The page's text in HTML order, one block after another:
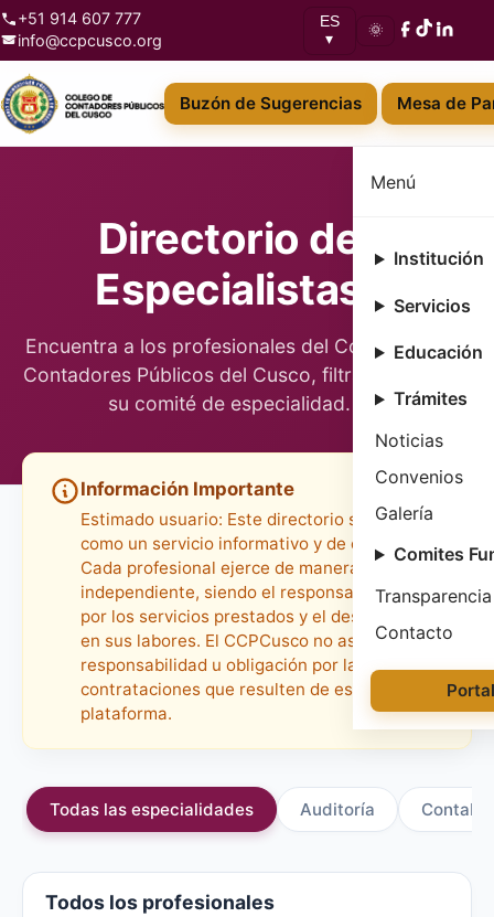
+51 914 607 777
info@ccpcusco.org
ES
▾
🌞
Buzón de Sugerencias Mesa de
Menú
Institución
Servicios
Educación
Trámites
Noticias
Convenios
Galería
Comites
Transparencia
Contacto
Directorio de
Especialistas
Encuentra a los profesionales del Colegio de
Contadores Públicos del Cusco, filtrados por
su comité de especialidad.
Información Importante
Estimado usuario: Este directorio se facilita
como un servicio informativo y de contacto.
Cada profesional ejerce de manera
independiente, siendo el responsable directo
por los servicios prestados y el desempeño
en sus labores. El CCPCusco no asume
responsabilidad u obligación por las
contrataciones que resulten de esta
plataforma.
Todas las especialidades Auditoría
Todos los profesionales